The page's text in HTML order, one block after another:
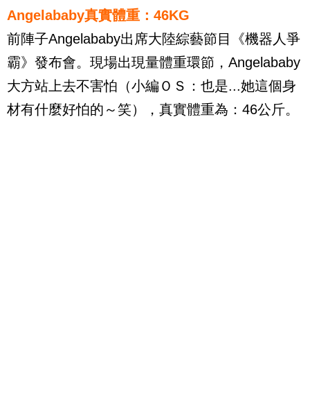
Angelababy真實體重：46KG
前陣子Angelababy出席大陸綜藝節目《機器人爭
霸》發布會。現場出現量體重環節，Angelababy
大方站上去不害怕（小編ＯＳ：也是...她這個身
材有什麼好怕的～笑），真實體重為：46公斤。